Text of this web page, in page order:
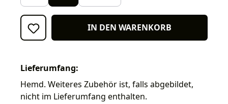
IN DEN WARENKORB
Lieferumfang:
Hemd. Weiteres Zubehör ist, falls abgebildet,
nicht im Lieferumfang enthalten.